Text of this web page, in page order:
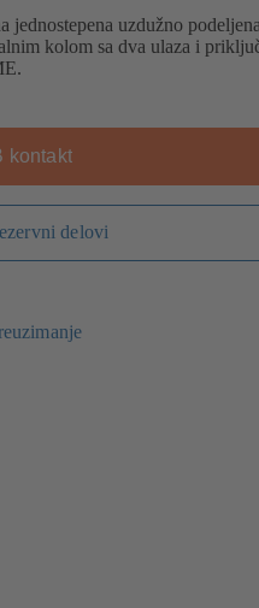
uzdužno
kolom sa dva ulaza i
kontakt
delovi